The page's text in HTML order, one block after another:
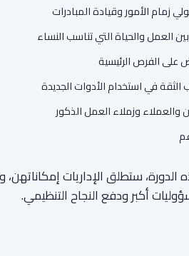
زمام الأمور وقيادة المبادرات
العمل والحياة التي تناسب النساء
على الفرص الرئيسية
في استخدام الأدوات الجديدة
والعملاء وزملاء العمل الذكور
ستطلق الإداريات
أكبر ودفع النجاح التنظيمي.